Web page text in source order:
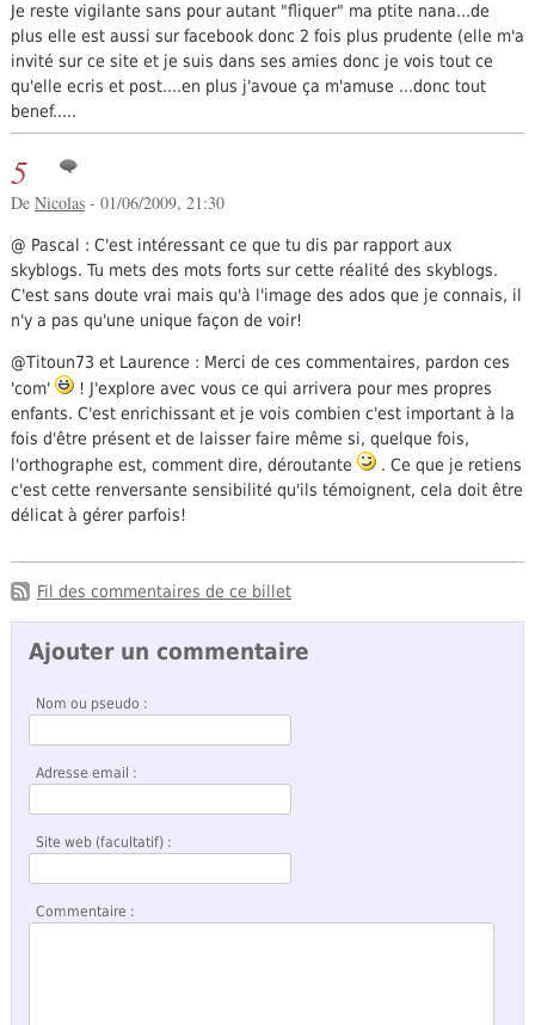
Je reste vigilante sans pour autant "fliquer" ma ptite nana...de
plus elle est aussi sur facebook donc 2 fois plus prudente (elle m'a
invité sur ce site et je suis dans ses amies donc je vois tout ce
qu'elle ecris et post....en plus j'avoue ça m'amuse ...donc tout
benef.....
5
De Nicolas- 01/06/2009, 21:30
@ Pascal : C'est intéressant ce que tu dis par rapport aux
skyblogs. Tu mets des mots forts sur cette réalité des skyblogs.
C'est sans doute vrai mais qu'à l'image des ados que je connais, il
n'y a pas qu'une unique façon de voir!
@Titoun73 et Laurence : Merci de ces commentaires, pardon ces
'com'
! J'explore avec vous ce qui arrivera pour mes propres
enfants. C'est enrichissant et je vois combien c'est important à la
fois d'être présent et de laisser faire même si, quelque fois,
l'orthographe est, comment dire, déroutante
. Ce que je retiens
c'est cette renversante sensibilité qu'ils témoignent, cela doit être
délicat à gérer parfois!
Fil des commentaires de ce billet
Ajouter un commentaire
Nom ou pseudo :
Adresse email :
Site web (facultatif) :
Commentaire :